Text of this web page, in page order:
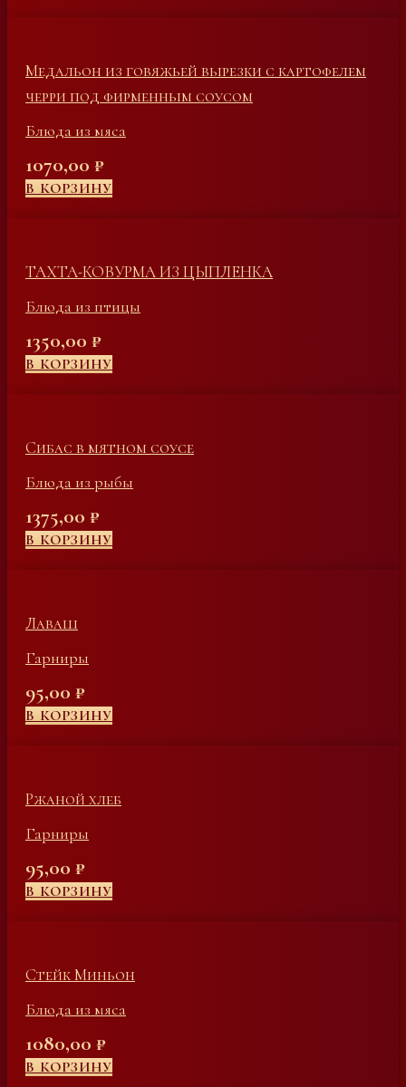
Медальон из говяжьей вырезки с картофелем
черри под фирменным соусом
Блюда из мяса
1070,00 ₽
В КОРЗИНУ
ТАХТА-КОВУРМА ИЗ ЦЫПЛЕНКА
Блюда из птицы
1350,00 ₽
В КОРЗИНУ
Сибас в мятном соусе
Блюда из рыбы
1375,00 ₽
В КОРЗИНУ
Лаваш
Гарниры
95,00 ₽
В КОРЗИНУ
Ржаной хлеб
Гарниры
95,00 ₽
В КОРЗИНУ
Стейк Миньон
Блюда из мяса
1080,00 ₽
В КОРЗИНУ